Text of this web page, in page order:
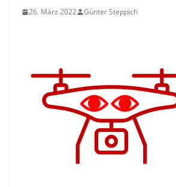
26. März 2022 Günter Steppich